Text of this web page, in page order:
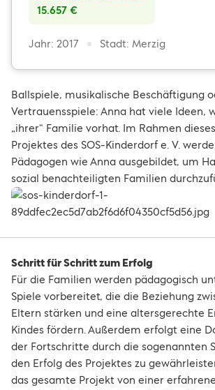
15.657 €
Jahr: 2017 Stadt: Merzig
Ballspiele, musikalische Beschäftigung
Vertrauensspiele: Anna hat viele Ideen,
„ihrer“ Familie vorhat. Im Rahmen
Projektes des SOS-Kinderdorf e. V.
Pädagogen wie Anna ausgebildet, um
sozial benachteiligten Familien
Schritt für Schritt zum Erfolg
Für die Familien werden pädagogisch
Spiele vorbereitet, die die Beziehung
Eltern stärken und eine altersgerechte
Kindes fördern. Außerdem erfolgt eine
der Fortschritte durch die sogenannten
den Erfolg des Projektes zu
das gesamte Projekt von einer